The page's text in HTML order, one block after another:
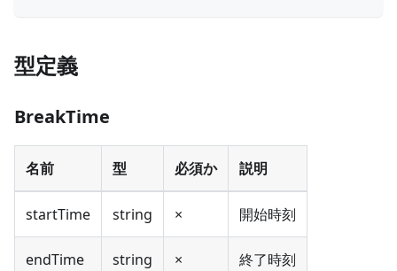
型定義
BreakTime
名前 型 必須か 説明
startTime string × 開始時刻
endTime string × 終了時刻